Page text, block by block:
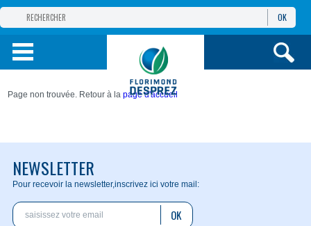
GROUPE
PRODUITS
OK
Page non trouvée. Retour à lapage d'accueil
NEWSLETTER
Pour recevoir la newsletter,inscrivez ici votre mail:
OK